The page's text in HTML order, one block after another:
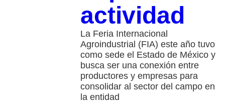
actividad
La Feria Internacional
Agroindustrial (FIA) este año tuvo
como sede el Estado de México y
busca ser una conexión entre
productores y empresas para
consolidar al sector del campo en
la entidad